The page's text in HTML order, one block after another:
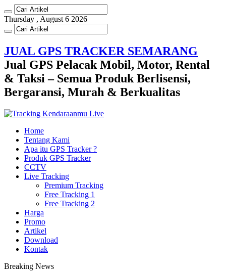
Thursday , August 6 2026
JUAL GPS TRACKER SEMARANG
Jual GPS Pelacak Mobil, Motor, Rental
& Taksi – Semua Produk Berlisensi,
Bergaransi, Murah & Berkualitas
Home
Tentang Kami
Apa itu GPS Tracker ?
Produk GPS Tracker
CCTV
Live Tracking
Premium Tracking
Free Tracking 1
Free Tracking 2
Harga
Promo
Artikel
Download
Kontak
Breaking News